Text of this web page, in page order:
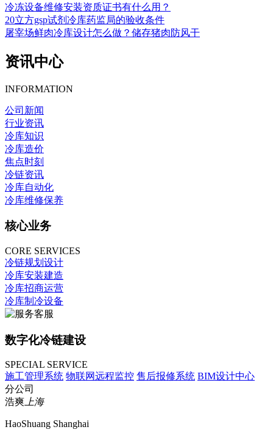
冷冻设备维修安装资质证书有什么用？
20立方gsp试剂冷库药监局的验收条件
屠宰场鲜肉冷库设计怎么做？储存猪肉防风干
资讯中心
INFORMATION
公司新闻
行业资讯
冷库知识
冷库造价
焦点时刻
冷链资讯
冷库自动化
冷库维修保养
核心业务
CORE SERVICES
冷链规划设计
冷库安装建造
冷库招商运营
冷库制冷设备
数字化冷链建设
SPECIAL SERVICE
施工管理系统 物联网远程监控 售后报修系统 BIM设计中心
分公司
浩爽上海
HaoShuang Shanghai